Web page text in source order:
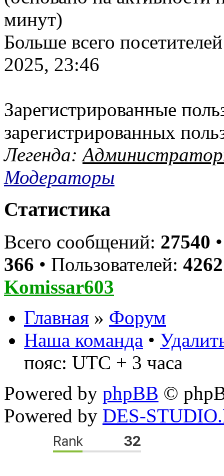
минут)
Больше всего
2025, 23:46
Зарегистрированные
зарегистрированных
Легенда:
Модераторы
Статистика
Всего сообщений: 27540
366 • Пользователей: 4262
Komissar603
Главная » Форум
Наша команда •
пояс: UTC + 3 часа
Powered by phpBB ©
Powered by DES-